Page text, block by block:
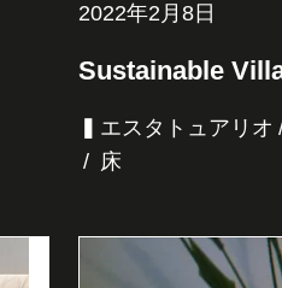
2022年2月8日
Sustainable
▍エスタトュアリオ
床